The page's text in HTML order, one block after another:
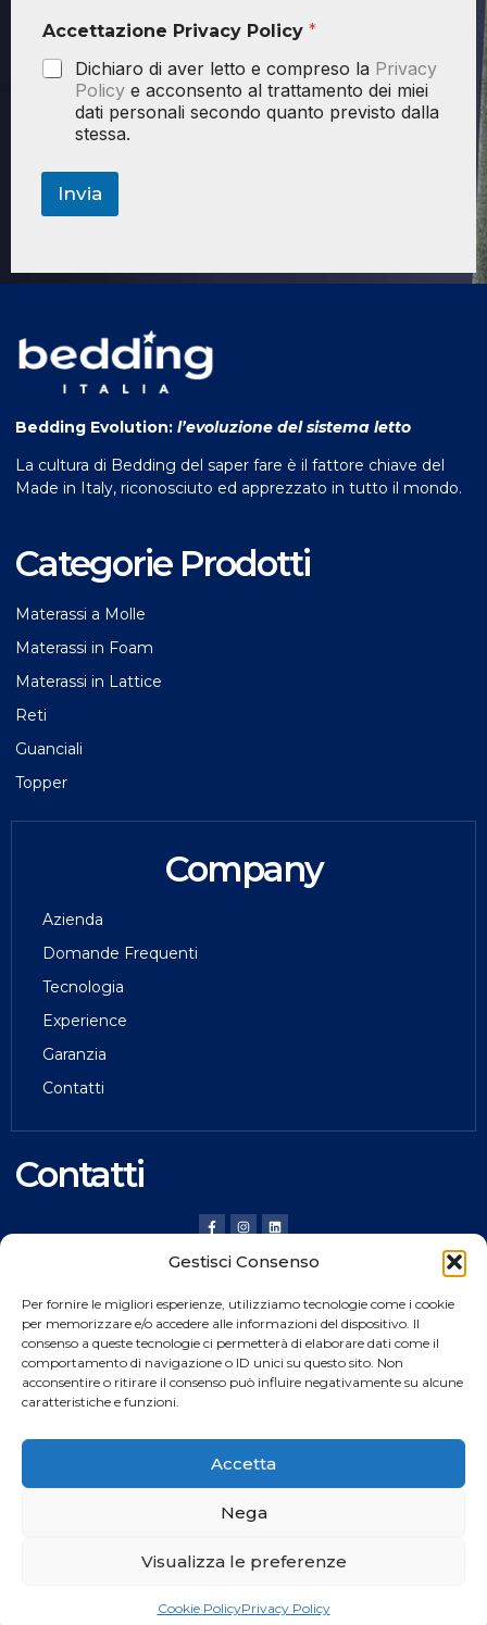
Gestisci Consenso
Per fornire le migliori esperienze, utilizziamo tecnologie come i cookie
per memorizzare e/o accedere alle informazioni del dispositivo. Il
consenso a queste tecnologie ci permetterà di elaborare dati come il
comportamento di navigazione o ID unici su questo sito. Non
acconsentire o ritirare il consenso può influire negativamente su alcune
caratteristiche e funzioni.
Accetta
Nega
Visualizza le preferenze
Cookie PolicyPrivacy Policy
Accettazione Privacy Policy *
Dichiaro di aver letto e compreso la Privacy
Policy e acconsento al trattamento dei miei
dati personali secondo quanto previsto dalla
stessa.
Invia
Bedding Evolution: l’evoluzione del sistema letto
La cultura di Bedding del saper fare è il fattore chiave del
Made in Italy, riconosciuto ed apprezzato in tutto il mondo.
Categorie Prodotti
Materassi a Molle
Materassi in Foam
Materassi in Lattice
Reti
Guanciali
Topper
Company
Azienda
Domande Frequenti
Tecnologia
Experience
Garanzia
Contatti
Contatti
HILDING ANDERS ITALY SRL
Via Verona, 20 36020 Pove del Grappa (VI) Italy
Tel.+39 0424 8008
Fax +39 0424 800926
Catalogo Prodotti